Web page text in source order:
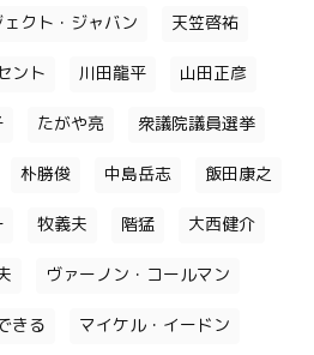
クト・ジャバン 天笠啓祐
ント 川田龍平 山田正彦
たがや亮 衆議院議員選挙
朴勝俊 中島岳志 飯田康之
牧義夫 階猛 大西健介
ヴァーノン・コールマン
きる マイケル・イードン